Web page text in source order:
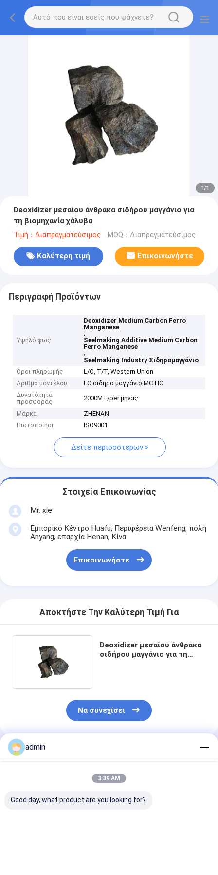
1/1
Deoxidizer μεσαίου άνθρακα σιδήρου μαγγάνιο για
τη βιομηχανία χάλυβα
Τιμή：Διαπραγματεύσιμος MOQ：Διαπραγματεύσιμος
Καλύτερη τιμή Επικοινωνήστε
Περιγραφή Προϊόντων
Υψηλό φως
Deoxidizer Medium Carbon Ferro
Manganese
,
Seelmaking Additive Medium Carbon
Ferro Manganese
,
Seelmaking Industry Σιδηρομαγγάνιο
Όροι πληρωμής
L/C, T/T, Western Union
Αριθμό μοντέλου
LC σιδηρο μαγγάνιο MC HC
Δυνατότητα
προσφοράς
2000MT/per μήνας
Μάρκα
ZHENAN
Πιστοποίηση
ISO9001
Δείτε περισσότερων
Στοιχεία Επικοινωνίας
Mr. xie
Εμπορικό Κέντρο Huafu, Περιφέρεια Wenfeng, πόλη
Anyang, επαρχία Henan, Κίνα
Επικοινωνήστε
Αποκτήστε Την Καλύτερη Τιμή Για
Deoxidizer μεσαίου άνθρακα
σιδήρου μαγγάνιο για τη
Να συνεχίσει
Συνιστώμενα Προϊόντα
admin
3:39 AM
Good day, what product are you looking for?